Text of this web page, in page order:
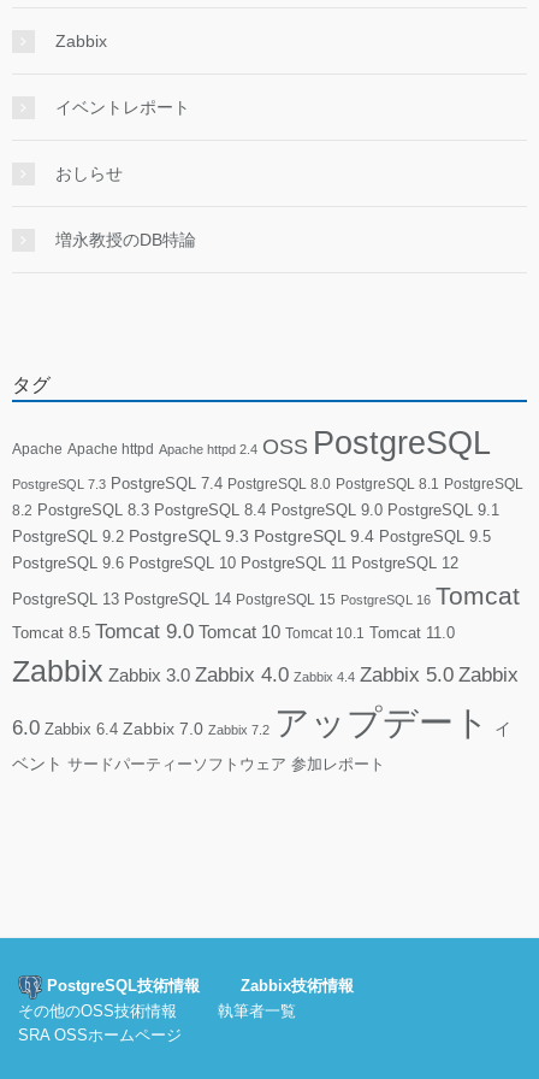
Zabbix
イベントレポート
おしらせ
増永教授のDB特論
タグ
Apache Apache httpd Apache httpd 2.4 OSS PostgreSQL
PostgreSQL 7.3 PostgreSQL 7.4 PostgreSQL 8.0 PostgreSQL 8.1
PostgreSQL
8.2 PostgreSQL 8.3 PostgreSQL 8.4 PostgreSQL 9.0 PostgreSQL 9.1
PostgreSQL 9.2 PostgreSQL 9.3 PostgreSQL 9.4 PostgreSQL 9.5
PostgreSQL 9.6 PostgreSQL 10 PostgreSQL 11 PostgreSQL 12
PostgreSQL 13 PostgreSQL 14 PostgreSQL 15 PostgreSQL 16 Tomcat
Tomcat 8.5 Tomcat 9.0 Tomcat 10 Tomcat 10.1 Tomcat 11.0
Zabbix Zabbix 3.0 Zabbix 4.0 Zabbix 4.4 Zabbix 5.0 Zabbix
6.0 Zabbix 6.4 Zabbix 7.0 Zabbix 7.2 アップデート
イ
ベント サードパーティーソフトウェア 参加レポート
PostgreSQL技術情報
Zabbix技術情報
その他のOSS技術情報
執筆者一覧
SRA OSSホームページ